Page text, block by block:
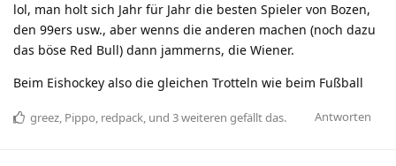
lol, man holt sich Jahr für Jahr die besten Spieler von Bozen,
den 99ers usw., aber wenns die anderen machen (noch dazu
das böse Red Bull) dann jammerns, die Wiener.
Beim Eishockey also die gleichen Trotteln wie beim Fußball
Antworten
greez, Pippo, redpack, und 3weiteren gefällt das.